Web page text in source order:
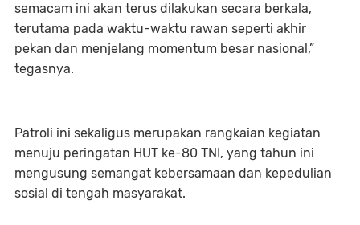
semacam ini akan terus dilakukan secara berkala,
terutama pada waktu-waktu rawan seperti akhir
pekan dan menjelang momentum besar nasional,”
tegasnya.
Patroli ini sekaligus merupakan rangkaian kegiatan
menuju peringatan HUT ke-80 TNI, yang tahun ini
mengusung semangat kebersamaan dan kepedulian
sosial di tengah masyarakat.